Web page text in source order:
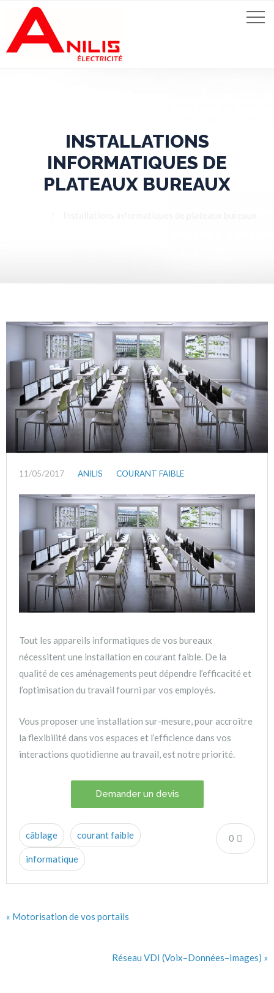
INSTALLATIONS
INFORMATIQUES DE
PLATEAUX BUREAUX
11/05/2017 ANILIS COURANT FAIBLE
Tout les appareils informatiques de vos bureaux
nécessitent une installation en courant faible. De la
qualité de ces aménagements peut dépendre l’efficacité et
l’optimisation du travail fourni par vos employés.
Vous proposer une installation sur-mesure, pour accroître
la flexibilité dans vos espaces et l’efficience dans vos
interactions quotidienne au travail, est notre priorité.
Demander un devis
0
câblage courant faible
informatique
« Motorisation de vos portails
Réseau VDI (Voix–Données–Images) »